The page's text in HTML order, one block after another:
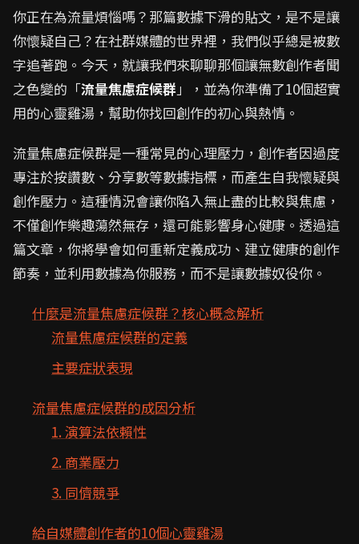
你正在為流量煩惱嗎？那篇數據下滑的貼文，是不是讓
你懷疑自己？在社群媒體的世界裡，我們似乎總是被數
字追著跑。今天，就讓我們來聊聊那個讓無數創作者聞
之色變的「流量焦慮症候群」，並為你準備了10個超實
用的心靈雞湯，幫助你找回創作的初心與熱情。
流量焦慮症候群是一種常見的心理壓力，創作者因過度
專注於按讚數、分享數等數據指標，而產生自我懷疑與
創作壓力。這種情況會讓你陷入無止盡的比較與焦慮，
不僅創作樂趣蕩然無存，還可能影響身心健康。透過這
篇文章，你將學會如何重新定義成功、建立健康的創作
節奏，並利用數據為你服務，而不是讓數據奴役你。
什麼是流量焦慮症候群？核心概念解析
流量焦慮症候群的定義
主要症狀表現
流量焦慮症候群的成因分析
1. 演算法依賴性
2. 商業壓力
3. 同儕競爭
給自媒體創作者的10個心靈雞湯